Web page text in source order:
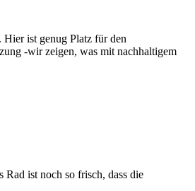
Hier ist genug Platz für den
-wir zeigen, was mit nachhaltigem
ist noch so frisch, dass die